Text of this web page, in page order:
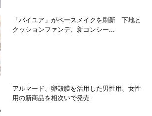
「バイユア」がベースメイクを刷新 下地と
クッションファンデ、新コンシー...
アルマード、卵殻膜を活用した男性用、女性
用の新商品を相次いで発売